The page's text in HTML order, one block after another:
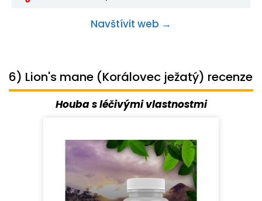
Navštívit web →
6) Lion's mane (Korálovec ježatý) recenze
Houba s léčivými vlastnostmi